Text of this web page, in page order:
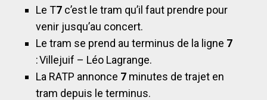
Le T7 c’est le tram qu’il faut prendre pour
venir jusqu’au concert.
Le tram se prend au terminus de la ligne 7
: Villejuif – Léo Lagrange.
La RATP annonce 7 minutes de trajet en
tram depuis le terminus.